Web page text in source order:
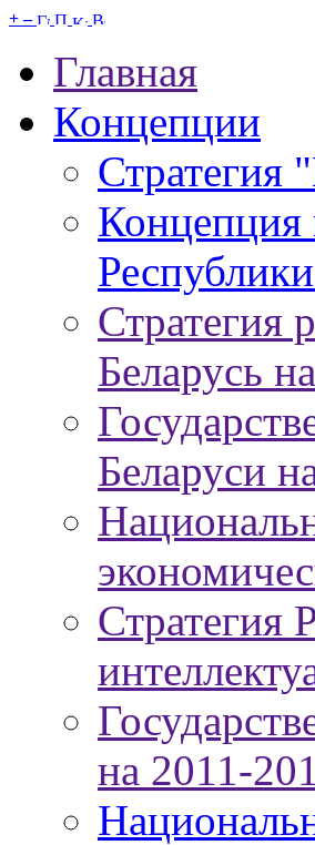
+ –
Главная
Концепции
Стратегия
Концепция
Стратегия
Беларусь
Беларуси
Стратегия
на 2011-